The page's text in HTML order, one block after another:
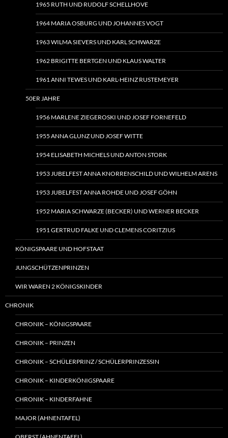
1965 RUTH UND RUDOLF SCHELLHOVE
1964 MARIA OSBURG UND JOHANNES VOGT
1963 WILMA SIEVERS UND KARL SCHWARZE
1962 BRIGITTE BERTGEN UND KLAUS WALTER
1961 ANNI TEWES UND KARL-HEINZ RUSTEMEYER
50ER JAHRE
1956 MARLENE ZIEGEROSKI UND JOSEF FORNEFELD
1955 ANNA GLUNZ UND JOSEF WITTE
1954 ELISABETH MICHELS UND ANTON STORK
1953 JUBELFEST ANNA KNORRENSCHILD UND WILHELM ARENS
1953 JUBELFEST ANNA ROHDE UND JOSEF GÖHN
1952 MARIA SCHWARZE (BECKER) UND WERNER BECKER
1951 GERTRUD FALKE UND CLEMENS CORITZIUS
KÖNIGSPAARE UND HOFSTAAT
JUNGSCHÜTZENPRINZEN
WIR WAREN 2 KÖNIGSKINDER
CHRONIK
CHRONIK – KÖNIGSPAARE
CHRONIK – PRINZEN
CHRONIK – SCHÜLERPRINZ / SCHÜLERPRINZESSIN
CHRONIK – KINDERKÖNIGSPAARE
CHRONIK – KINDERFAHNE
MAJOR (AHNENTAFEL)